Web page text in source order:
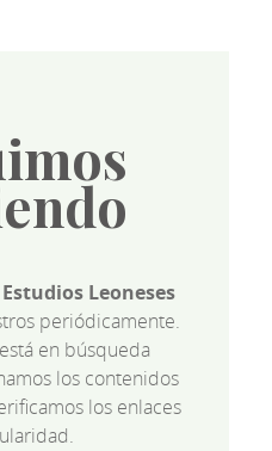
Leoneses
periódicamente.
en búsqueda
los contenidos
los enlaces